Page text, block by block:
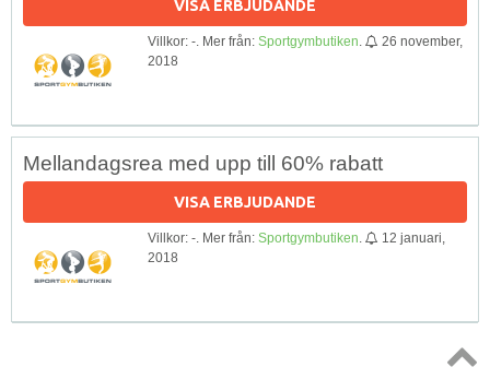
VISA ERBJUDANDE
Villkor: -. Mer från: Sportgymbutiken
26 november,
2018
Mellandagsrea med upp till 60% rabatt
VISA ERBJUDANDE
Villkor: -. Mer från: Sportgymbutiken
12 januari,
2018